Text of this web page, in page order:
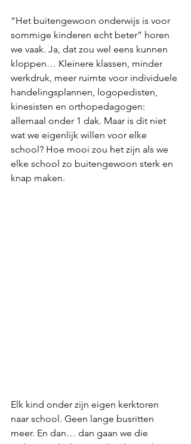
“Het buitengewoon onderwijs is voor
sommige kinderen echt beter” horen
we vaak. Ja, dat zou wel eens kunnen
kloppen… Kleinere klassen, minder
werkdruk, meer ruimte voor individuele
handelingsplannen, logopedisten,
kinesisten en orthopedagogen:
allemaal onder 1 dak. Maar is dit niet
wat we eigenlijk willen voor elke
school? Hoe mooi zou het zijn als we
elke school zo buitengewoon sterk en
knap maken.
Elk kind onder zijn eigen kerktoren
naar school. Geen lange busritten
meer. En dan… dan gaan we die